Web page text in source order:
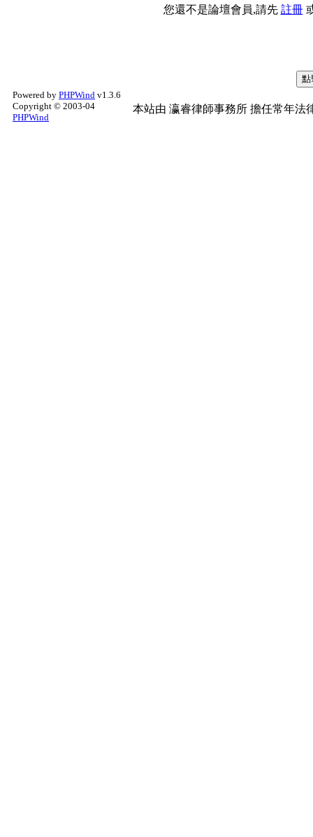
您還不是論壇會員,請先 註冊
Powered by PHPWind v1.3.6
Copyright © 2003-04
PHPWind
本站由 瀛睿律師事務所 擔任常年法